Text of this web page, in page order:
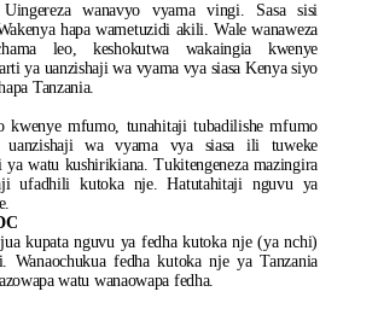
wanavyo vyama vingi. Sasa sisi
hapa wametuzidi akili. Wale wanaweza
leo, keshokutwa wakaingia kwenye
ya uanzishaji wa vyama vya siasa Kenya siyo
Tanzania.
kwenye mfumo, tunahitaji tubadilishe mfumo
wa vyama vya siasa ili tuweke
ya watu kushirikiana. Tukitengeneza mazingira
ufadhili kutoka nje. Hatutahitaji nguvu ya
kupata nguvu ya fedha kutoka nje (ya nchi)
Wanaochukua fedha kutoka nje ya Tanzania
watu wanaowapa fedha.